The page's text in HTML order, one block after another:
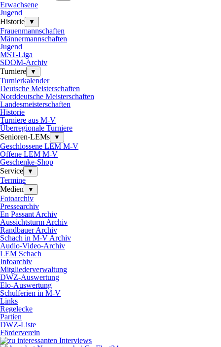
Erwachsene
Jugend
Historie
▼
Frauenmannschaften
Männermannschaften
Jugend
MST-Liga
SDOM-Archiv
Turniere
▼
Turnierkalender
Deutsche Meisterschaften
Norddeutsche Meisterschaften
Landesmeisterschaften
Historie
Turniere aus M-V
Überregionale Turniere
Senioren-LEMs
▼
Geschlossene LEM M-V
Offene LEM M-V
Geschenke-Shop
Service
▼
Termine
Medien
▼
Fotoarchiv
Pressearchiv
En Passant Archiv
Aussichtsturm Archiv
Randbauer Archiv
Schach in M-V Archiv
Audio-Video-Archiv
LEM Schach
Infoarchiv
Mitgliederverwaltung
DWZ-Auswertung
Elo-Auswertung
Schulferien in M-V
Links
Regelecke
Partien
DWZ-Liste
Förderverein